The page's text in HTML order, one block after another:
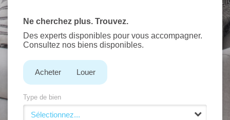
Louer
Nos agences
Contact
Ne cherchez plus. Trouvez.
Des experts disponibles pour vous accompagner.
Consultez nos biens disponibles.
Acheter Louer
Type de bien
Sélectionnez...